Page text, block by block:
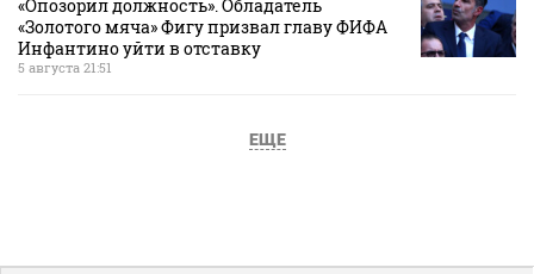
«Опозорил должность». Обладатель
«Золотого мяча» Фигу призвал главу ФИФА
Инфантино уйти в отставку
5 августа 21:51
ЕЩЕ